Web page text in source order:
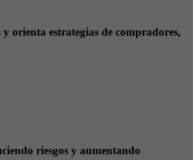
orienta estrategias de compradores,
riesgos y aumentando